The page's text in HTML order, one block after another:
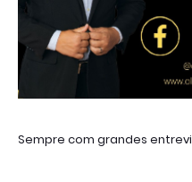
Sempre com grandes